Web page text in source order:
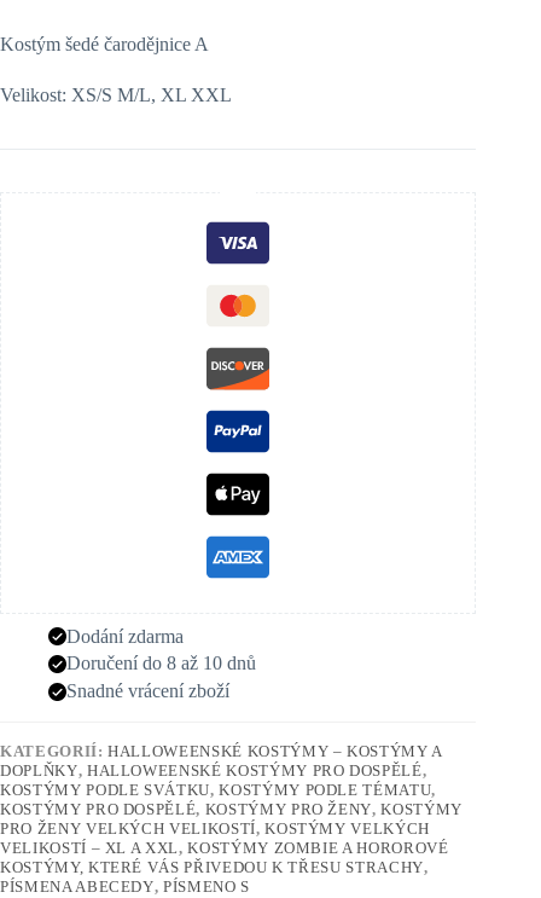
Kostým šedé čarodějnice A
Velikost: XS/S M/L, XL XXL
Dodání zdarma
Doručení do 8 až 10 dnů
Snadné vrácení zboží
KATEGORIÍ:HALLOWEENSKÉ KOSTÝMY – KOSTÝMY A
DOPLŇKY, HALLOWEENSKÉ KOSTÝMY PRO DOSPĚLÉ,
KOSTÝMY PODLE SVÁTKU,KOSTÝMY PODLE TÉMATU,
KOSTÝMY PRO DOSPĚLÉ, KOSTÝMY PRO ŽENY,KOSTÝMY
PRO ŽENY VELKÝCH VELIKOSTÍ,KOSTÝMY VELKÝCH
VELIKOSTÍ – XL A XXL,KOSTÝMY ZOMBIE A HOROROVÉ
KOSTÝMY, KTERÉ VÁS PŘIVEDOU K TŘESU STRACHY,
PÍSMENA ABECEDY,PÍSMENO S